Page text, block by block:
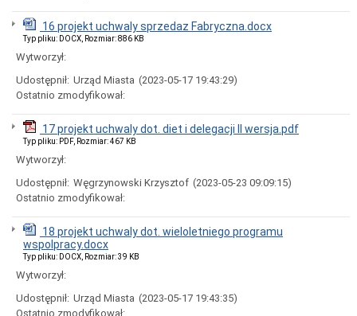
Regulamin
Organizacyjny
Komórki
Organizacyjne
Miasta
Koordynator
do
spraw
dostępności
Standardy
Małoletnich
Ochrona
danych
osobowych
Informacje
naborze
wolne
stanowiska
16 projekt uchwaly sprzedaz Fabryczna.docx
Typ pliku: DOCX, Rozmiar: 886 KB
Wytworzył:
Udostępnił: Urząd Miasta (2023-05-17 19:43:29)
Ostatnio zmodyfikował:
17 projekt uchwaly dot. diet i delegacji II wersja.pdf
Typ pliku: PDF, Rozmiar: 467 KB
Wytworzył:
Udostępnił: Węgrzynowski Krzysztof (2023-05-23 09:09:15)
Ostatnio zmodyfikował:
18 projekt uchwaly dot. wieloletniego programu
wspolpracy.docx
Typ pliku: DOCX, Rozmiar: 39 KB
Wytworzył:
Udostępnił: Urząd Miasta (2023-05-17 19:43:35)
Ostatnio zmodyfikował: